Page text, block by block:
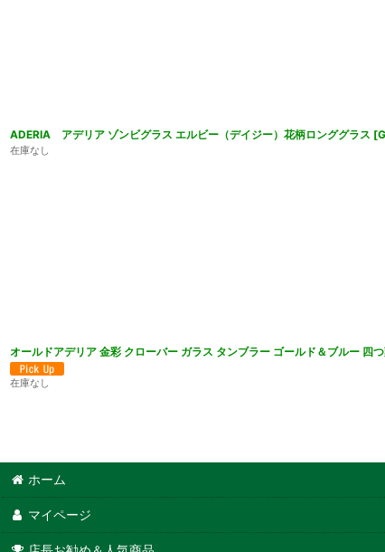
ADERIA アデリア ゾンビグラス エルビー（デイジー）花柄ロンググラス [
在庫なし
オールドアデリア 金彩 クローバー ガラス タンブラー ゴールド＆ブルー 四
在庫なし
ホーム
マイページ